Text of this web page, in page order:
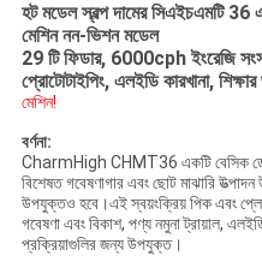
হট মডেল স্বল্প দামের সিএইচএমটি
মেশিন নন-ভিশন মডেল
29 টি ফিডার, 6000cph ইংরেজি
প্রোটোটাইপিং, এলইডি কারখানা,
মেশিন!
বর্ণনা:
CharmHigh CHMT36 একটি বেসিক
বিশেষত গবেষণাগার এবং ছোট মাঝারি
উপযুক্তও হবে।এই স্বয়ংক্রিয় পিক এবং প্লেস
গবেষণা এবং বিকাশ, পণ্য নমুনা ট্রায়াল,
প্রক্রিয়াগুলির জন্য উপযুক্ত।